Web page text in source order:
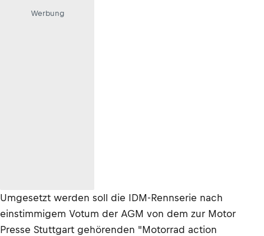
Werbung
Umgesetzt werden soll die IDM-Rennserie nach
einstimmigem Votum der AGM von dem zur Motor
Presse Stuttgart gehörenden "Motorrad action